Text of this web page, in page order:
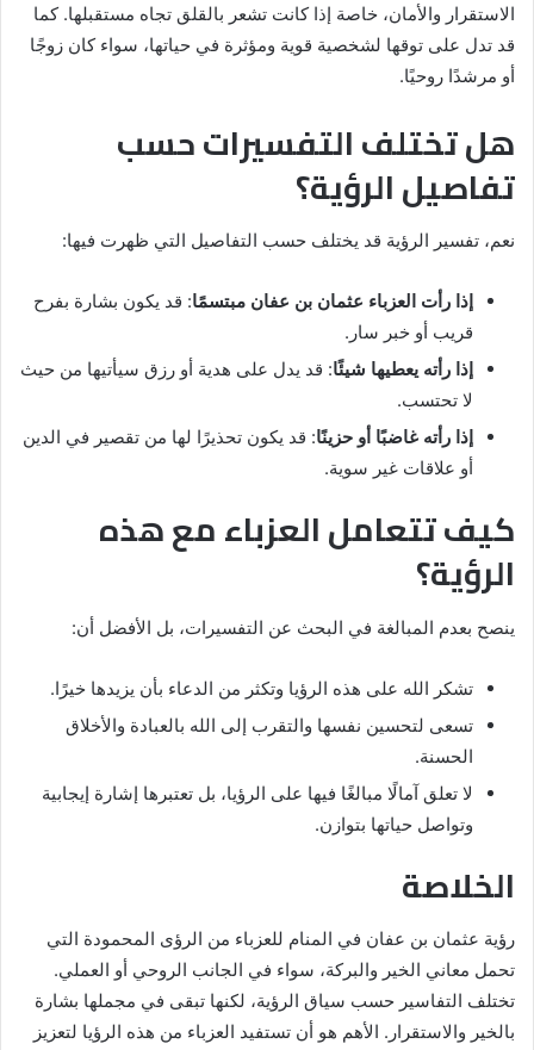
الاستقرار والأمان، خاصة إذا كانت تشعر بالقلق تجاه مستقبلها. كما
قد تدل على توقها لشخصية قوية ومؤثرة في حياتها، سواء كان زوجًا
أو مرشدًا روحيًا.
هل تختلف التفسيرات حسب
تفاصيل الرؤية؟
نعم، تفسير الرؤية قد يختلف حسب التفاصيل التي ظهرت فيها:
إذا رأت العزباء عثمان بن عفان مبتسمًا: قد يكون بشارة بفرح
قريب أو خبر سار.
إذا رأته يعطيها شيئًا: قد يدل على هدية أو رزق سيأتيها من حيث
لا تحتسب.
إذا رأته غاضبًا أو حزينًا: قد يكون تحذيرًا لها من تقصير في الدين
أو علاقات غير سوية.
كيف تتعامل العزباء مع هذه
الرؤية؟
ينصح بعدم المبالغة في البحث عن التفسيرات، بل الأفضل أن:
تشكر الله على هذه الرؤيا وتكثر من الدعاء بأن يزيدها خيرًا.
تسعى لتحسين نفسها والتقرب إلى الله بالعبادة والأخلاق
الحسنة.
لا تعلق آمالًا مبالغًا فيها على الرؤيا، بل تعتبرها إشارة إيجابية
وتواصل حياتها بتوازن.
الخلاصة
رؤية عثمان بن عفان في المنام للعزباء من الرؤى المحمودة التي
تحمل معاني الخير والبركة، سواء في الجانب الروحي أو العملي.
تختلف التفاسير حسب سياق الرؤية، لكنها تبقى في مجملها بشارة
بالخير والاستقرار. الأهم هو أن تستفيد العزباء من هذه الرؤيا لتعزيز